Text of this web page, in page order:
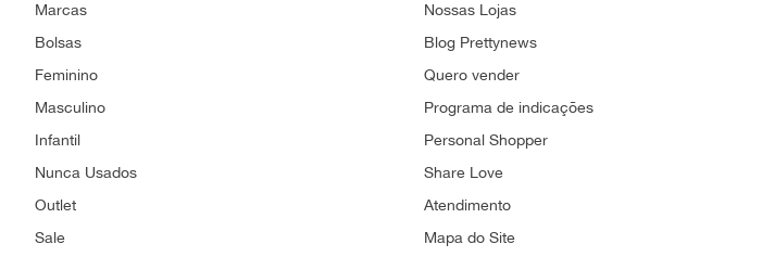
Marcas
Bolsas
Feminino
Masculino
Infantil
Nunca Usados
Outlet
Sale
Nossas Lojas
Blog Prettynews
Quero vender
Programa de indicações
Personal Shopper
Share Love
Atendimento
Mapa do Site